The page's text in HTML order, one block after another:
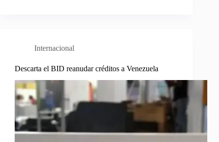
Internacional
Descarta el BID reanudar créditos a Venezuela